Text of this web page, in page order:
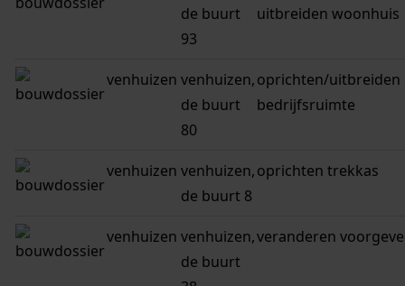
de buurt
93
uitbreiden woonhuis
venhuizen venhuizen,
de buurt
80
oprichten/uitbreiden
bedrijfsruimte
venhuizen venhuizen,
de buurt 8
oprichten trekkas
venhuizen venhuizen,
de buurt
veranderen